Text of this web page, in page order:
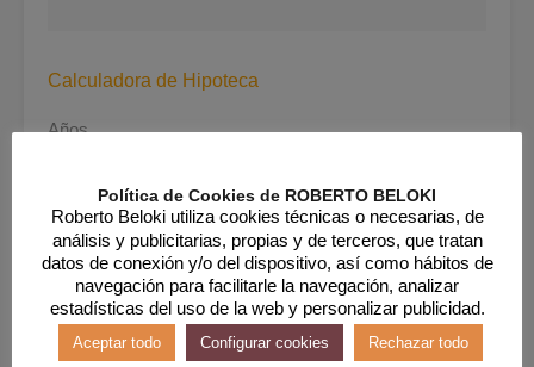
Calculadora de Hipoteca
Años
30 Años Fijos
Interés
Política de Cookies de ROBERTO BELOKI
Roberto Beloki utiliza cookies técnicas o necesarias, de
análisis y publicitarias, propias y de terceros, que tratan
datos de conexión y/o del dispositivo, así como hábitos de
navegación para facilitarle la navegación, analizar
estadísticas del uso de la web y personalizar publicidad.
Aceptar todo Configurar cookies Rechazar todo